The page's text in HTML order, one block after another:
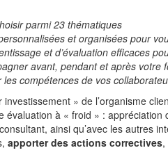
parmi 23 thématiques
et organisées pour
et d’évaluation efficaces
avant, pendant et après votre
compétences de vos
» de l’organisme
à « froid » :
ainsi qu’avec les autres
apporter des actions correctives,